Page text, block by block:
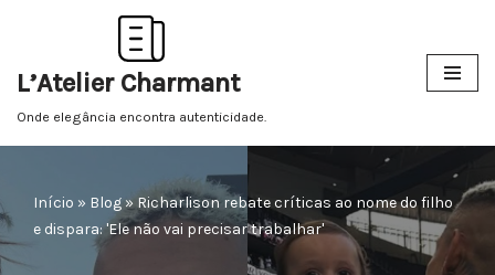
para
o
L’Atelier Charmant
Onde elegância encontra autenticidade.
Início » Blog»Richarlison rebate críticas ao nome do filho
e dispara: 'Ele não vai precisar trabalhar'